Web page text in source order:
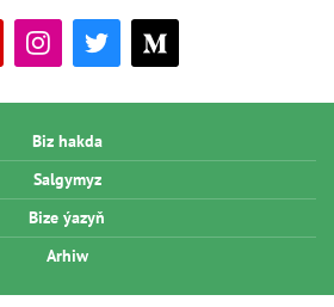
Biz hakda
Salgymyz
Bize ýazyň
Arhiw